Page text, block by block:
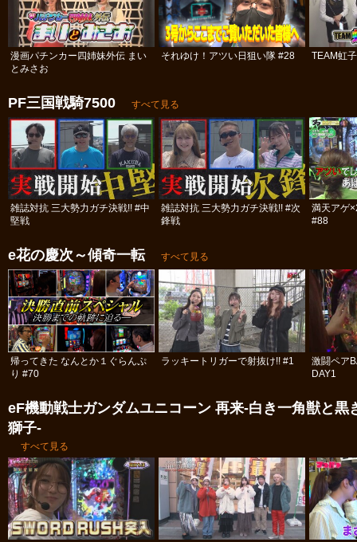
漫画パチンカー四姉妹外伝 まい
とみさお
それゆけ！アツい日狙い隊 #28 TEAM虹
PF三国戦騎7500 すべて見る
雑誌対抗 三大勢力ガチ決戦!! #中
堅戦
雑誌対抗 三大勢力ガチ決戦!! #次
鋒戦
満天アゲ
#88
e花の慶次～傾奇一転 すべて見る
帰ってきた なんとか１ぐらんぷ
り #70
ラッキートリガーで射抜け!! #1
激闘ペア
DAY1
eF機動戦士ガンダムユニコーン 再来‐白き一角獣と黒
獅子‐
すべて見る